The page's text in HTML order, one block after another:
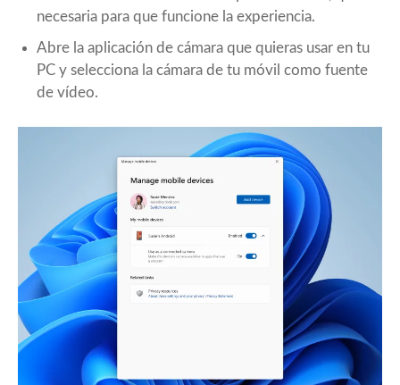
necesaria para que funcione la experiencia.
Abre la aplicación de cámara que quieras usar en tu
PC y selecciona la cámara de tu móvil como fuente
de vídeo.